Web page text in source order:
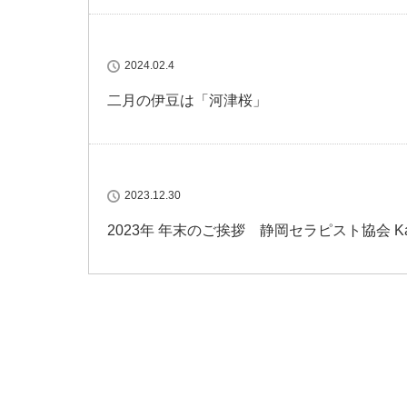
2024.02.4
二月の伊豆は「河津桜」
2023.12.30
2023年 年末のご挨拶 静岡セラピスト協会